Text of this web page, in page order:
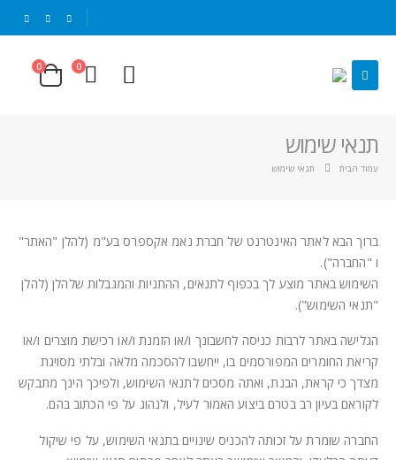
0
0
תנאי שימוש
עמוד הבית תנאי שימוש
ברוך הבא לאתר האינטרנט של חברת נאמ אקספרס בע"מ (להלן "האתר"
ו "החברה").
השימוש באתר מוצע לך בכפוף לתנאים, ההתניות והמגבלות שלהלן (להלן
"תנאי השימוש").
הגלישה באתר לרבות כניסה לחשבונך ו/או הזמנת ו/או רכישת מוצרים ו/או
קריאת החומרים המפורסמים בו, ייחשבו להסכמה מלאה ובלתי מסויגת
מצדך כי קראת, הבנת, ואתה מסכים לתנאי השימוש, ולפיכך הינך מתבקש
לקוראם בעיון רב בטרם ביצוע האמור לעיל, ולנהוג על פי הכתוב בהם.
החברה שומרת על זכותה להכניס שינויים בתנאי השימוש, על פי שיקול